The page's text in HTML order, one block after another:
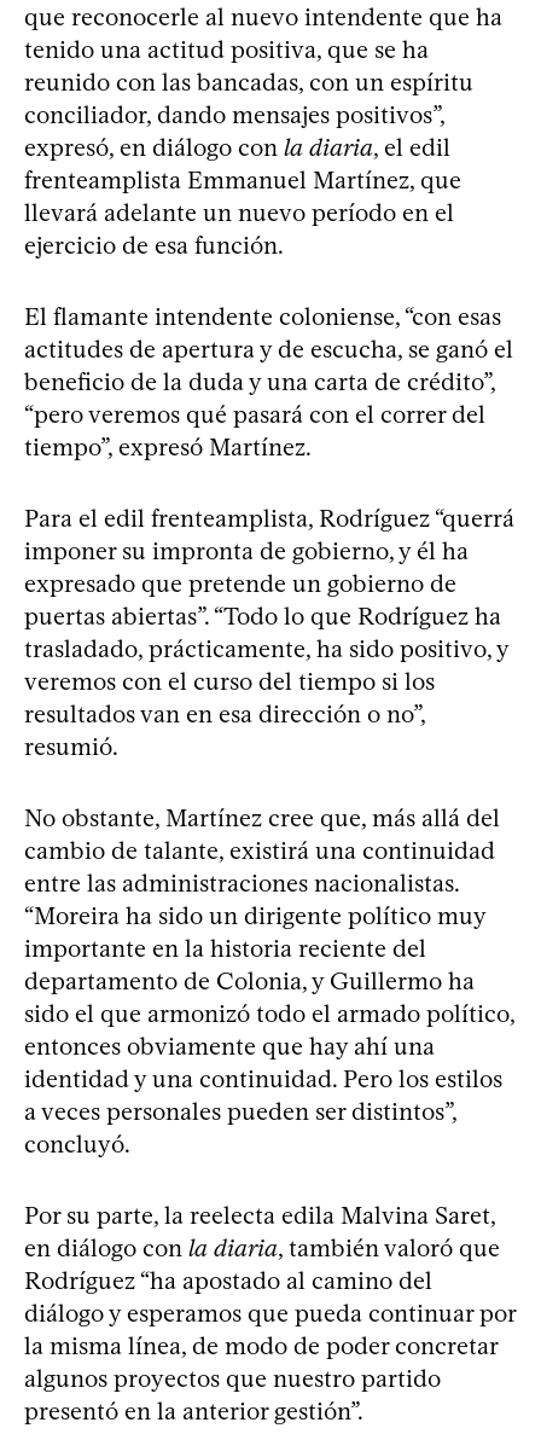
que reconocerle al nuevo intendente que ha
tenido una actitud positiva, que se ha
reunido con las bancadas, con un espíritu
conciliador, dando mensajes positivos”,
expresó, en diálogo con la diaria, el edil
frenteamplista Emmanuel Martínez, que
llevará adelante un nuevo período en el
ejercicio de esa función.
El flamante intendente coloniense, “con esas
actitudes de apertura y de escucha, se ganó el
beneficio de la duda y una carta de crédito”,
“pero veremos qué pasará con el correr del
tiempo”, expresó Martínez.
Para el edil frenteamplista, Rodríguez “querrá
imponer su impronta de gobierno, y él ha
expresado que pretende un gobierno de
puertas abiertas”. “Todo lo que Rodríguez ha
trasladado, prácticamente, ha sido positivo, y
veremos con el curso del tiempo si los
resultados van en esa dirección o no”,
resumió.
No obstante, Martínez cree que, más allá del
cambio de talante, existirá una continuidad
entre las administraciones nacionalistas.
“Moreira ha sido un dirigente político muy
importante en la historia reciente del
departamento de Colonia, y Guillermo ha
sido el que armonizó todo el armado político,
entonces obviamente que hay ahí una
identidad y una continuidad. Pero los estilos
a veces personales pueden ser distintos”,
concluyó.
Por su parte, la reelecta edila Malvina Saret,
en diálogo con la diaria, también valoró que
Rodríguez “ha apostado al camino del
diálogo y esperamos que pueda continuar por
la misma línea, de modo de poder concretar
algunos proyectos que nuestro partido
presentó en la anterior gestión”.